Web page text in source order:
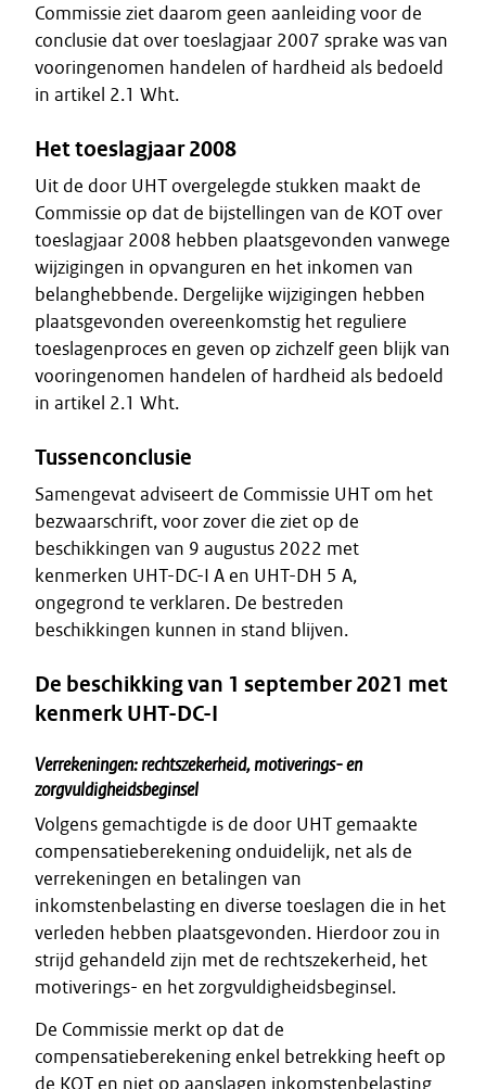
Commissie ziet daarom geen aanleiding voor de
conclusie dat over toeslagjaar 2007 sprake was van
vooringenomen handelen of hardheid als bedoeld
in artikel 2.1 Wht.
Het toeslagjaar 2008
Uit de door UHT overgelegde stukken maakt de
Commissie op dat de bijstellingen van de KOT over
toeslagjaar 2008 hebben plaatsgevonden vanwege
wijzigingen in opvanguren en het inkomen van
belanghebbende. Dergelijke wijzigingen hebben
plaatsgevonden overeenkomstig het reguliere
toeslagenproces en geven op zichzelf geen blijk van
vooringenomen handelen of hardheid als bedoeld
in artikel 2.1 Wht.
Tussenconclusie
Samengevat adviseert de Commissie UHT om het
bezwaarschrift, voor zover die ziet op de
beschikkingen van 9 augustus 2022 met
kenmerken UHT-DC-I A en UHT-DH 5 A,
ongegrond te verklaren. De bestreden
beschikkingen kunnen in stand blijven.
De beschikking van 1 september 2021 met
kenmerk UHT-DC-I
Verrekeningen: rechtszekerheid, motiverings- en
zorgvuldigheidsbeginsel
Volgens gemachtigde is de door UHT gemaakte
compensatieberekening onduidelijk, net als de
verrekeningen en betalingen van
inkomstenbelasting en diverse toeslagen die in het
verleden hebben plaatsgevonden. Hierdoor zou in
strijd gehandeld zijn met de rechtszekerheid, het
motiverings- en het zorgvuldigheidsbeginsel.
De Commissie merkt op dat de
compensatieberekening enkel betrekking heeft op
de KOT en niet op aanslagen inkomstenbelasting